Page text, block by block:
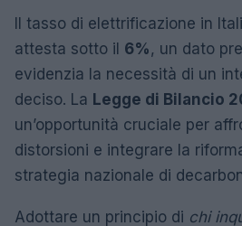
Il tasso di elettrificazione in
attesta sotto il 6% , un dato
evidenzia la necessità di un
deciso. La Legge di Bilancio
un’opportunità cruciale per
distorsioni e integrare la
strategia nazionale di
Adottare un principio di chi